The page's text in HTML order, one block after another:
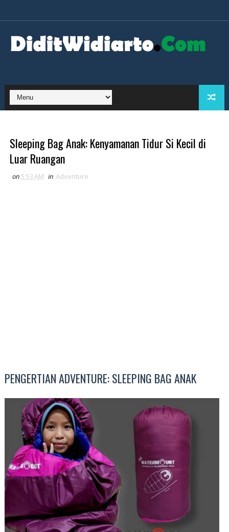
Sleeping Bag Anak: Kenyamanan Tidur Si Kecil di
Luar Ruangan
on 5:53 AM in Adventure
PENGERTIAN ADVENTURE: SLEEPING BAG ANAK